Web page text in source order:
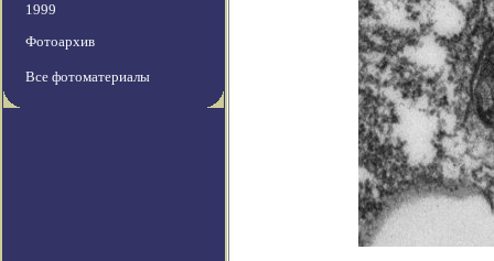
1999
Фотоархив
Все фотоматериалы